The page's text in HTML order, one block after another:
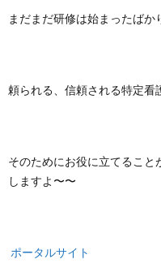
まだまだ研修は始まったば
頼られる、信頼される特定看
そのためにお役に立てるこ
しますよ〜〜
ポータルサイト